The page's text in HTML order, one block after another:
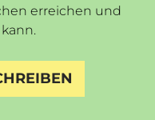
erreichen und